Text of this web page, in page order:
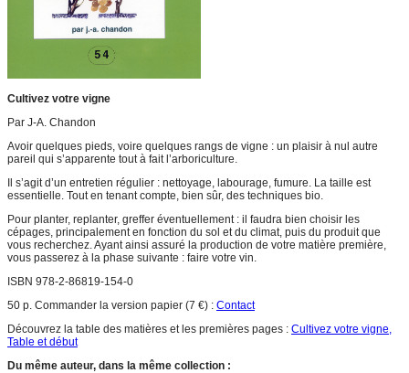
Cultivez votre vigne
Par J-A. Chandon
Avoir quelques pieds, voire quelques rangs de vigne : un plaisir à nul autre
pareil qui s’apparente tout à fait l’arboriculture.
Il s’agit d’un entretien régulier : nettoyage, labourage, fumure. La taille est
essentielle. Tout en tenant compte, bien sûr, des techniques bio.
Pour planter, replanter, greffer éventuellement : il faudra bien choisir les
cépages, principalement en fonction du sol et du climat, puis du produit que
vous recherchez. Ayant ainsi assuré la production de votre matière première,
vous passerez à la phase suivante : faire votre vin.
ISBN 978-2-86819-154-0
50 p. Commander la version papier (7 €) : Contact
Découvrez la table des matières et les premières pages : Cultivez votre vigne,
Table et début
Du même auteur, dans la même collection :